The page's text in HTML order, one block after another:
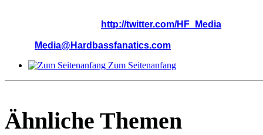
http://twitter.com/HF_Media
Media@Hardbassfanatics.com
Zum Seitenanfang
Ähnliche Themen